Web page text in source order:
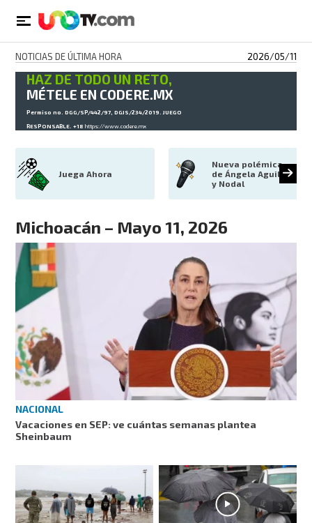
NOTICIAS DE ÚLTIMA HORA 2026/05/11
HAZ DE TODO UN RETO,
MÉTELE EN CODERE.MX
Permiso no. DGG/SP/442/97, DGJS/234/2019. JUEGO
RESPONSABLE. +18https://www.codere.mx
Juega Ahora
Nueva polémica
de Ángela Aguilar
y Nodal
Michoacán – Mayo 11, 2026
NACIONAL
Vacaciones en SEP: ve cuántas semanas plantea
Sheinbaum